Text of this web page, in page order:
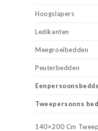
Hoogslapers
Ledikanten
Meegroeibedden
Peuterbedden
Tweepersoons
140×200 Cm